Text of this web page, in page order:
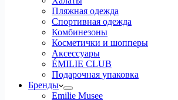
Пляжная одежда
Спортивная одежда
Комбинезоны
Косметички и шопперы
Аксессуары
ÉMILIE CLUB
Подарочная упаковка
Бренды
Emilie Musee